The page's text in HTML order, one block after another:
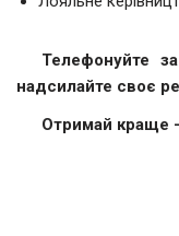
Телефонуйте
надсилайте своє
Отримай краще